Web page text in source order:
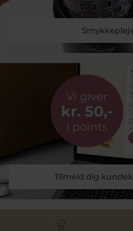
Tilmeld dig